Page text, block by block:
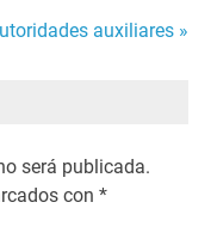
auxiliares »
será publicada.
con*